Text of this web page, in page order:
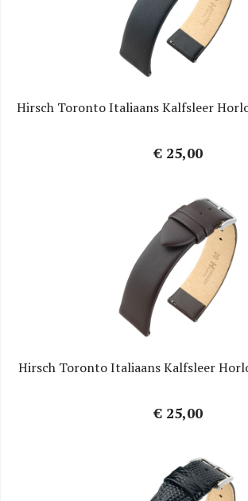
Hirsch Toronto Italiaans Kalfsleer
€ 25,00
Hirsch Toronto Italiaans Kalfsleer
€ 25,00